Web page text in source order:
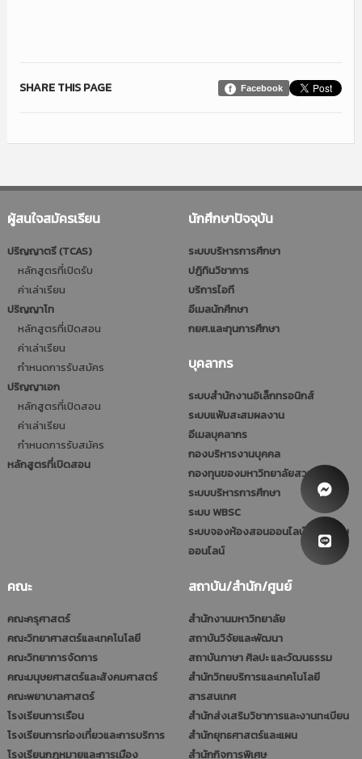
Facebook
SHARE THIS PAGE
ผู้สนใจสมัครเรียน
ปริญญาตรี (TCAS)
หลักสูตรที่เปิดรับ
ค่าเล่าเรียน
ปริญญาโท
หลักสูตรที่เปิดสอน
ค่าเล่าเรียน
กำหนดการรับสมัคร
ปริญญาเอก
หลักสูตรที่เปิดสอน
ค่าเล่าเรียน
กำหนดการรับสมัคร
หลักสูตรที่เปิดสอน
นักศึกษาปัจจุบัน
ระบบบริหารการศึกษา
ปฎิทินวิชาการ
บริการไอที
อีเมลนักศึกษา
กยศ.และทุนการศึกษา
บุคลากร
ระบบสำนักงานอิเล็กทรอนิกส์
ระบบแฟ้มสะสมผลงาน
อีเมลบุคลากร
กองบริหารงานบุคคล
กองทุนของมหาวิทยาลัยสวนดุสิต
ระบบบริหารการศึกษา
ระบบ WBSC
ระบบจองห้องสอนออนไลน์และประชุม
ออนไลน์
คณะ
คณะครุศาสตร์
คณะวิทยาศาสตร์และเทคโนโลยี
คณะวิทยาการจัดการ
คณะมนุษยศาสตร์และสังคมศาสตร์
คณะพยาบาลศาสตร์
โรงเรียนการเรือน
โรงเรียนการท่องเที่ยวและการบริการ
โรงเรียนกฎหมายและการเมือง
สถาบัน/สำนัก/ศูนย์
สำนักงานมหาวิทยาลัย
สถาบันวิจัยและพัฒนา
สถาบันภาษา ศิลปะ และวัฒนธรรม
สำนักวิทยบริการและเทคโนโลยี
สารสนเทศ
สำนักส่งเสริมวิชาการและงานทะเบียน
สำนักยุทธศาสตร์และแผน
สำนักกิจการพิเศษ